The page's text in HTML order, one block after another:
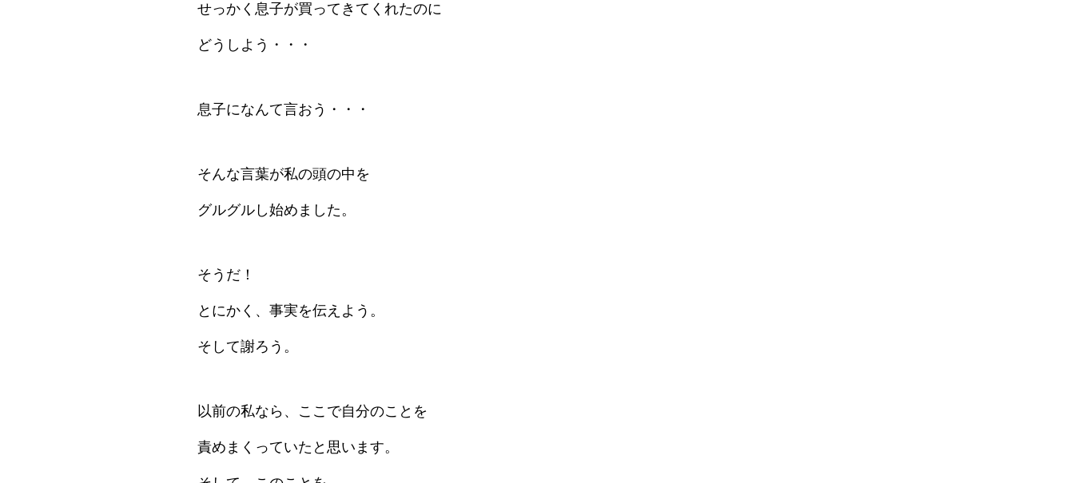
せっかく息子が買ってきてくれたのに
どうしよう・・・
息子になんて言おう・・・
そんな言葉が私の頭の中を
グルグルし始めました。
そうだ！
とにかく、事実を伝えよう。
そして謝ろう。
以前の私なら、ここで自分のことを
責めまくっていたと思います。